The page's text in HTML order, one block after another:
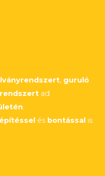
, guruló
ad
.
építéssel és bontással is